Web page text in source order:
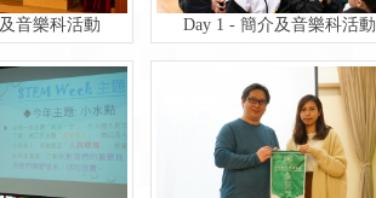
音樂科活動 Day 1 - 簡介及音樂科活動